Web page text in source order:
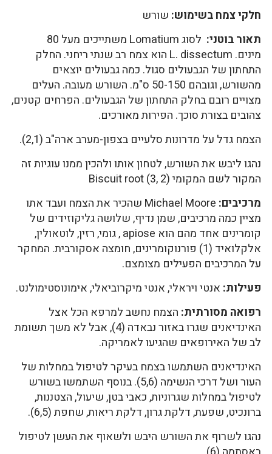
חלקי צמח בשימוש: שורש
תאור בוטני:
לסוג Lomatium משתייכים מעל 80
מינים. L. dissectum הוא צמח רב שנתי ריחני. החלק
התחתון של הגבעולים סגול. כמה גבעולים יוצאים
מהשורש, וגובהם 50-150 ס"מ. השורש מעובה. העלים
מצויים רובם בחלק התחתון של הגבעולים. הפרחים קטנים,
צהובים בצורת סוכך. הפירות מאורכים.
הצמח גדל על מדרונות סלעיים בצפון-מערב ארה"ב (2,1).
נהגו ליבש את השורש, לטחון אותו ולהכין ממנו עוגיות זה
המקור לשם המקומי Biscuit root (3, 2)
מרכיבים:
Michael Moore שהכיר את הצמח ועבד אתו
מציין כמה מרכיבים, שמן נדיף, שלושה גליקוזידים של
קומרינים אחד מהם הוא apiose , גומי, רזין, לוטאולין,
אלקלואיד (1) פורנוקומרינים, חומצה אסקורבית. המחקר
על המרכיבים הפעילים מצומצם.
פעילות: אנטי ויראלי, אנטי מיקרוביאלי, אימונוסטימולנט.
רפואה מסורתית: הצמח נחשב למרפא הכל אצל
האינדיאנים שגרו באזור נבאדה (4), אבל לא משך תשומת
לב של האירופאים שהגיעו לאמריקה.
האינדיאנים השתמשו בצמח בעיקר לטיפול במחלות של
העור ושל דרכי הנשימה (5,6). בנוסף השתמשו בשורש
לטיפול במחלות שגרוניות, כאבי בטן, שיעול, הצטננות,
ברונכיט, שפעת, דלקת גרון, דלקת ריאות, שחפת (6,5).
נהגו לשרוף את השורש היבש ולשאוף את העשן לטיפול